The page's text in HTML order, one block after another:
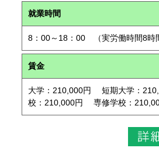
就業時間
8：00～18：00 （実労働時間8時
賃金
大学：210,000円 短期大学：
校：210,000円 専修学校：